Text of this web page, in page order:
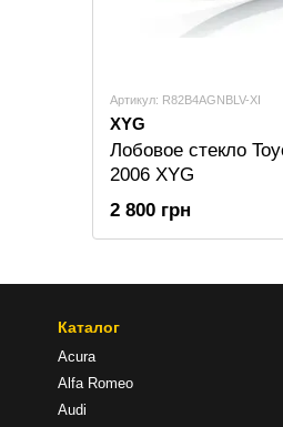
Артикул: R82B4AGNBLV-XI
XYG
Лобовое стекло
2006 XYG
2 800 грн
Каталог
Acura
Alfa Romeo
Audi